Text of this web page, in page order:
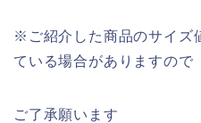
※ご紹介した商品のサイズ
ている場合がありますので
ご了承願います